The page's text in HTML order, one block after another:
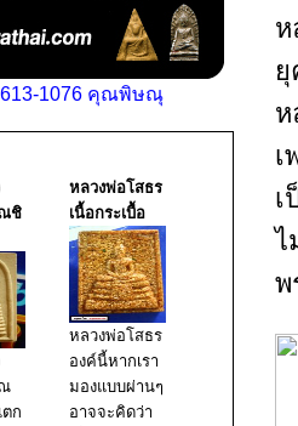
1076 คุณพิษณุ
ชิ
ก
หลวงพ่อโสธร
เนื้อกระเบื้อ
หลวงพ่อโสธร
องค์นี้หากเรา
มองแบบผ่านๆ
อาจจะคิดว่า
ห
ห
เ
เ
ไ
พ